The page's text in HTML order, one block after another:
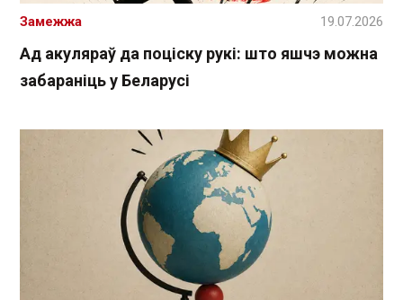
Ад акуляраў да поціску рукі: што яшчэ можна
забараніць у Беларусі
Замежжа 19.07.2026